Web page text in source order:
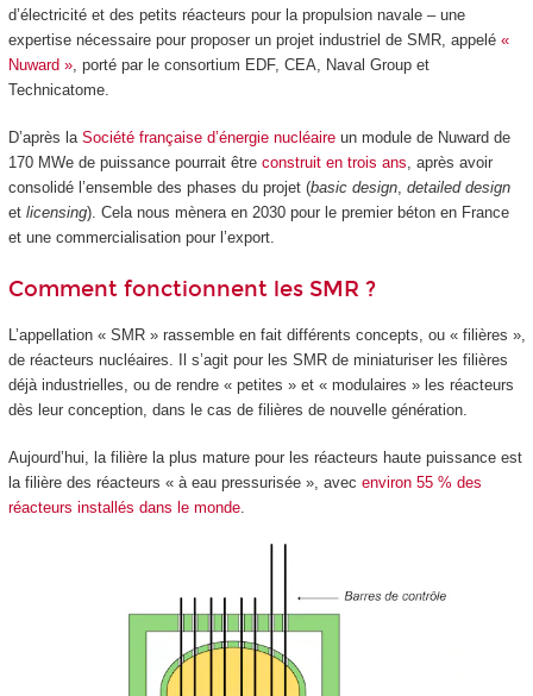
d’électricité et des petits réacteurs pour la propulsion navale – une
expertise nécessaire pour proposer un projet industriel de SMR, appelé «
Nuward », porté par le consortium EDF, CEA, Naval Group et
Technicatome.
D’après la Société française d’énergie nucléaireun module de Nuward de
170 MWe de puissance pourrait être construit en trois ans, après avoir
consolidé l’ensemble des phases du projet (basic design, detailed design
et licensing). Cela nous mènera en 2030 pour le premier béton en France
et une commercialisation pour l’export.
Comment fonctionnent les SMR ?
L’appellation « SMR » rassemble en fait différents concepts, ou « filières »,
de réacteurs nucléaires. Il s’agit pour les SMR de miniaturiser les filières
déjà industrielles, ou de rendre « petites » et « modulaires » les réacteurs
dès leur conception, dans le cas de filières de nouvelle génération.
Aujourd’hui, la filière la plus mature pour les réacteurs haute puissance est
la filière des réacteurs « à eau pressurisée », avec environ 55 % des
réacteurs installés dans le monde.